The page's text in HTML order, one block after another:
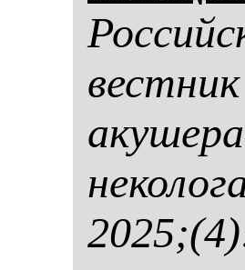
вес­тник